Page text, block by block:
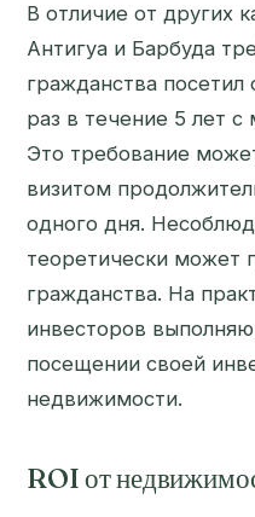
В отличие от других
Антигуа и Барбуда
гражданства
раз в течение 5 лет с
Это требование
визитом
одного дня.
теоретически может
гражданства. На
инвесторов
посещении своей
недвижимости.
ROI от